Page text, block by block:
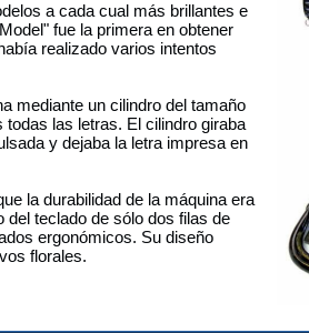
a cada cual más brillantes e
fue la primera en obtener
realizado varios intentos
mediante un cilindro del tamaño
las letras. El cilindro giraba
y dejaba la letra impresa en
la durabilidad de la máquina era
del teclado de sólo dos filas de
ergonómicos. Su diseño
florales.